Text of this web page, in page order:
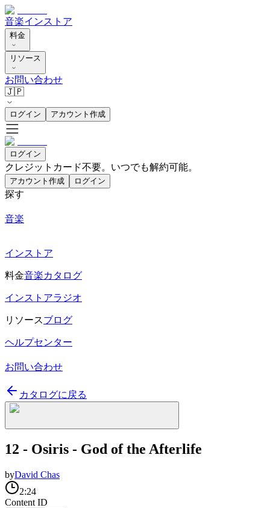
音楽インストア
料金
リソース
お問い合わせ
🇯🇵
ログイン アカウント作成
ログイン
クレジットカード不要。いつでも解約可能。
アカウント作成 ログイン
探す
音楽
インストア
料金音楽カタログ
インストアラジオ
リソースブログ
ヘルプセンター
お問い合わせ
カタログに戻る
12 - Osiris - God of the Afterlife
byDavid Chas
2:24
Content ID